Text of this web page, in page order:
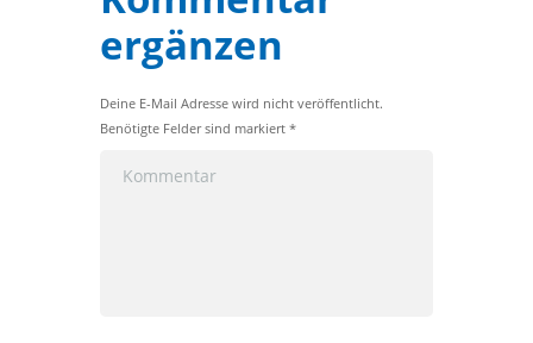
ergänzen
Deine E-Mail Adresse wird nicht veröffentlicht.
Benötigte Felder sind markiert *